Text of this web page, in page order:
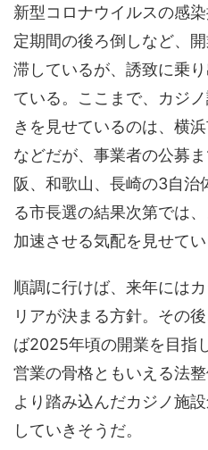
新型コロナウイルスの感
定期間の後ろ倒しなど、
滞しているが、誘致に乗
ている。ここまで、カジ
きを見せているのは、横
などだが、事業者の公募
阪、和歌山、長崎の3自治
る市長選の結果次第では
加速させる気配を見せてい
順調に行けば、来年には
リアが決まる方針。その
ば2025年頃の開業を目指
営業の骨格ともいえる法
より踏み込んだカジノ施
していきそうだ。